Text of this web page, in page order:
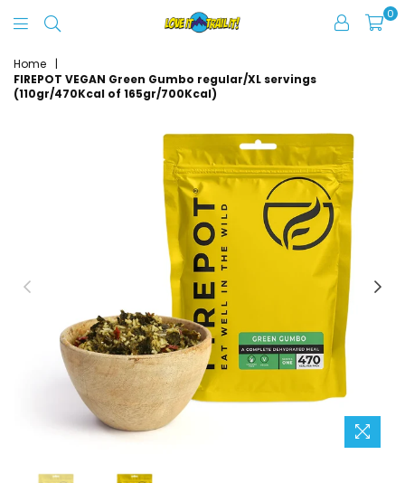
It
Trail
0
Home
|
FIREPOT VEGAN Green Gumbo regular/XL servings
(110gr/470Kcal of 165gr/700Kcal)